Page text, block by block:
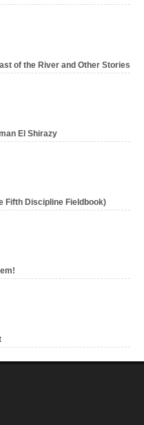
of the River and Other Stories
El Shirazy
Fifth Discipline Fieldbook)